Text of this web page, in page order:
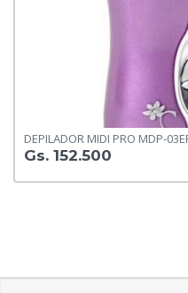
DEPILADOR MIDI PRO MDP-
Gs. 152.500